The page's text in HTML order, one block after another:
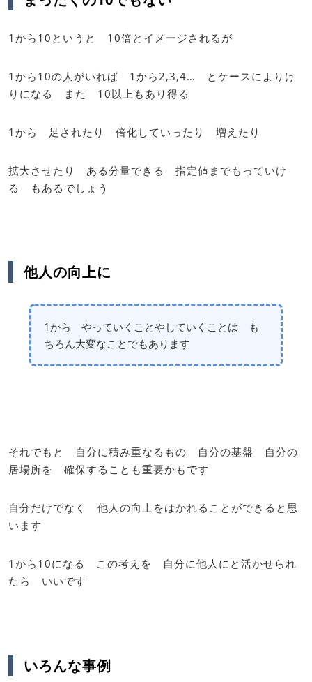
1から10というと 10倍とイメージされるが
1から10の人がいれば 1から2,3,4… とケースによりけ
りになる また 10以上もあり得る
1から 足されたり 倍化していったり 増えたり
拡大させたり ある分量できる 指定値までもっていけ
る もあるでしょう
他人の向上に
1から やっていくことやしていくことは も
ちろん大変なことでもあります
それでもと 自分に積み重なるもの 自分の基盤 自分の
居場所を 確保することも重要かもです
自分だけでなく 他人の向上をはかれることができると思
います
1から10になる この考えを 自分に他人にと活かせられ
たら いいです
いろんな事例